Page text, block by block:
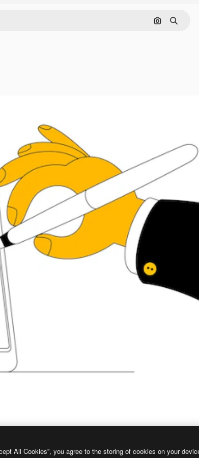
Поиск по
Поиск
All Cookies”, you agree to the storing of cookies on your